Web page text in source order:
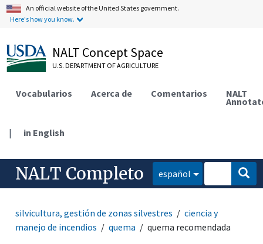
An official website of the United States government.
Here's how you know.
NALT Concept Space
U.S. DEPARTMENT OF AGRICULTURE
Vocabularios Acerca de Comentarios NALT
| in English
NALT Completo español
silvicultura, gestión de zonas silvestres
ciencia y
manejo de incendios
quema quema recomendada